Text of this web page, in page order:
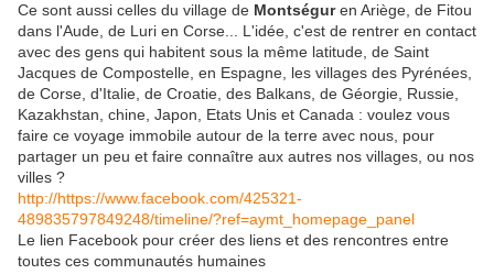
Ce sont aussi celles du village de Montséguren Ariège, de Fitou
dans l'Aude, de Luri en Corse... L'idée, c'est de rentrer en contact
avec des gens qui habitent sous la même latitude, de Saint
Jacques de Compostelle, en Espagne, les villages des Pyrénées,
de Corse, d'Italie, de Croatie, des Balkans, de Géorgie, Russie,
Kazakhstan, chine, Japon, Etats Unis et Canada : voulez vous
faire ce voyage immobile autour de la terre avec nous, pour
partager un peu et faire connaître aux autres nos villages, ou nos
villes ?
http://https://www.facebook.com/425321-
489835797849248/timeline/?ref=aymt_homepage_panel
Le lien Facebook pour créer des liens et des rencontres entre
toutes ces communautés humaines